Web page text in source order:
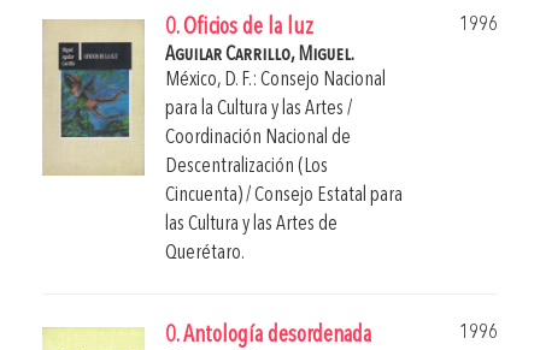
0. Oficios de la luz
1996
Aguilar Carrillo, Miguel.
México, D. F.: Consejo Nacional
para la Cultura y las Artes /
Coordinación Nacional de
Descentralización (Los
Cincuenta) / Consejo Estatal para
las Cultura y las Artes de
Querétaro.
0. Antología desordenada
1996